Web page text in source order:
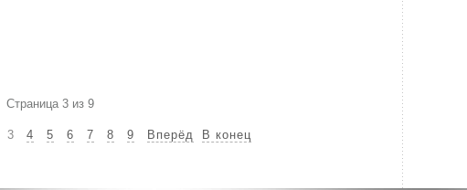
Страница 3 из 9
3 4 5 6 7 8 9 Вперёд В конец